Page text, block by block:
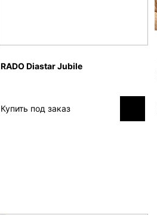
RADO Diastar Jubile
Купить под заказ